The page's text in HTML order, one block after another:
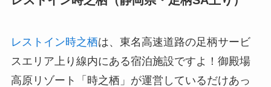
レストイン時之栖は、東名高速道路の足柄サービ
スエリア上り線内にある宿泊施設ですよ！御殿場
高原リゾート「時之栖」が運営しているだけあっ